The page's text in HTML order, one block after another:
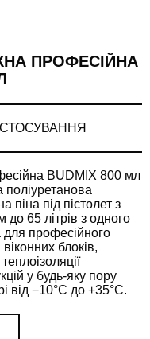
ПРОФЕСІЙНА
BUDMIX 800 мл
піна під пістолет з
65 літрів з одного
професійного
блоків,
у будь-яку пору
від −10°С до +35°С.